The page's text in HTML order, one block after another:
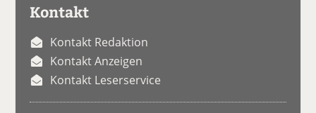
Kontakt
Kontakt Redaktion
Kontakt Anzeigen
Kontakt Leserservice